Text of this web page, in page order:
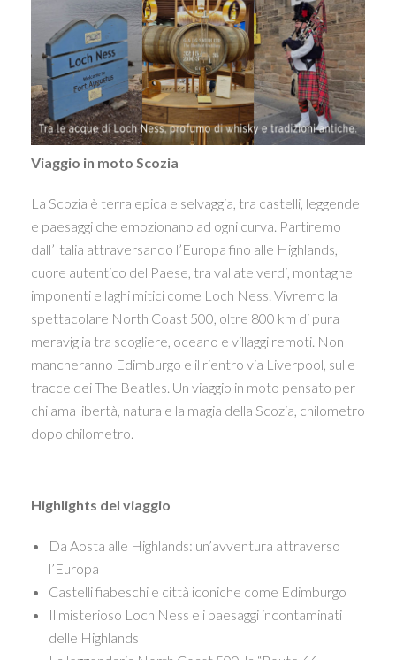
Viaggio in moto Scozia
La Scozia è terra epica e selvaggia, tra castelli, leggende
e paesaggi che emozionano ad ogni curva. Partiremo
dall’Italia attraversando l’Europa fino alle Highlands,
cuore autentico del Paese, tra vallate verdi, montagne
imponenti e laghi mitici come Loch Ness. Vivremo la
spettacolare North Coast 500, oltre 800 km di pura
meraviglia tra scogliere, oceano e villaggi remoti. Non
mancheranno Edimburgo e il rientro via Liverpool, sulle
tracce deiThe Beatles. Un viaggio in moto pensato per
chi ama libertà, natura e la magia della Scozia, chilometro
dopo chilometro.
Highlights del viaggio
Da Aosta alle Highlands: un’avventura attraverso
l’Europa
Castelli fiabeschi e città iconiche come Edimburgo
Il misterioso Loch Ness e i paesaggi incontaminati
delle Highlands